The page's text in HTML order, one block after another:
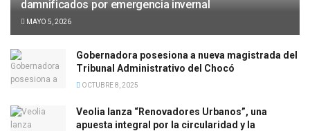
damnificados por emergencia invernal
MAYO 5, 2026
Gobernadora posesiona a nueva magistrada del
Tribunal Administrativo del Chocó
OCTUBRE 8, 2025
Veolia lanza “Renovadores Urbanos”, una
apuesta integral por la circularidad y la